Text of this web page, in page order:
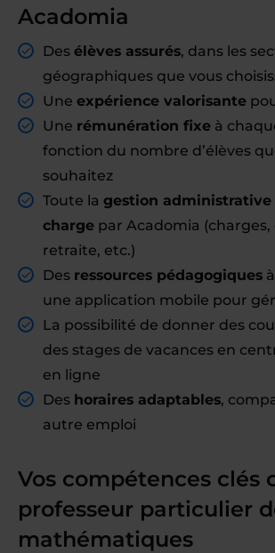
Acadomia
Des élèves assurés, dans les
géographiques que vous
Une expérience valorisante
Une rémunération fixe à
fonction du nombre d’élèves
souhaitez
Toute la gestion administrative
charge par Acadomia
retraite, etc.)
Des ressources pédagogiques
une application mobile pour
La possibilité de donner des
des stages de vacances en
en ligne
Des horaires adaptables,
autre emploi
Vos compétences clés
professeur particulier
mathématiques